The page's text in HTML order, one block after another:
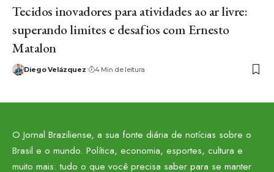
Tecidos inovadores para atividades ao ar livre:
superando limites e desafios com Ernesto
Matalon
Diego Velázquez 4 Min de leitura
O Jornal Braziliense, a sua fonte diária de notícias sobre o
Brasil e o mundo. Política, economia, esportes, cultura e
muito mais: tudo o que você precisa saber para se manter